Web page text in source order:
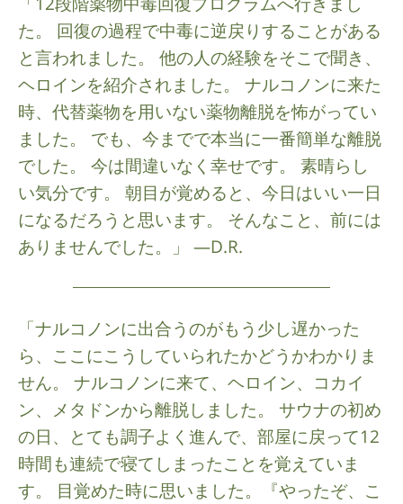
た。 回復の過程で中毒に逆戻りすることがある
と言われました。 他の人の経験をそこで聞き、
ヘロインを紹介されました。 ナルコノンに来た
時、代替薬物を用いない薬物離脱を怖がってい
ました。 でも、今までで本当に一番簡単な離脱
でした。 今は間違いなく幸せです。 素晴らし
い気分です。 朝目が覚めると、今日はいい一日
になるだろうと思います。 そんなこと、前には
ありませんでした。」 —D.R.
「ナルコノンに出合うのがもう少し遅かった
ら、ここにこうしていられたかどうかわかりま
せん。 ナルコノンに来て、ヘロイン、コカイ
ン、メタドンから離脱しました。 サウナの初め
の日、とても調子よく進んで、部屋に戻って12
時間も連続で寝てしまったことを覚えていま
す。 目覚めた時に思いました。『やったぞ、こ